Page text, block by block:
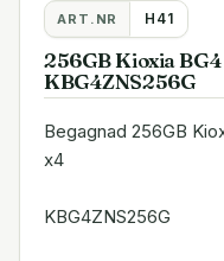
ART.NR H41
256GB Kioxia
KBG4ZNS256G
Begagnad 256GB
x4
KBG4ZNS256G